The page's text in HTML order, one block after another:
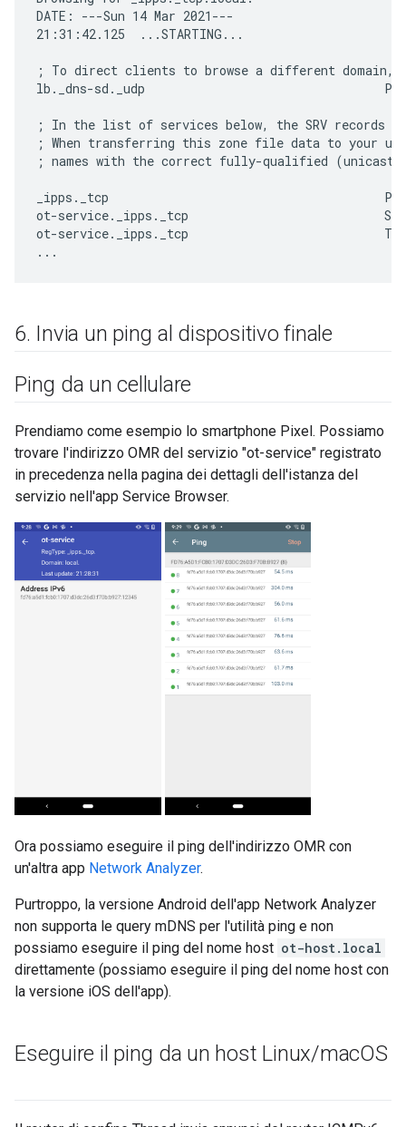
DATE: ---Sun 14 Mar 2021---
21:31:42.125  ...STARTING...
; To direct clients to browse a different domain,
lb._dns-sd._udp
; In the list of services below, the SRV records
; When transferring this zone file data to your
; names with the correct fully-qualified
_ipps._tcp                                      PTR
ot-service._ipps._tcp                           SRV
ot-service._ipps._tcp
6. Invia un ping al dispositivo finale
Ping da un cellulare
Prendiamo come esempio lo smartphone Pixel. Possiamo
trovare l'indirizzo OMR del servizio "ot-service" registrato
in precedenza nella pagina dei dettagli dell'istanza del
servizio nell'app Service Browser.
Ora possiamo eseguire il ping dell'indirizzo OMR con
un'altra app Network Analyzer.
Purtroppo, la versione Android dell'app Network Analyzer
non supporta le query mDNS per l'utilità ping e non
possiamo eseguire il ping del nome host ot-host.local
direttamente (possiamo eseguire il ping del nome host con
la versione iOS dell'app).
Eseguire il ping da un host Linux/macOS